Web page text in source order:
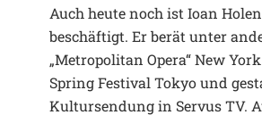
Auch heute noch ist Ioan
beschäftigt. Er berät unter
„Metropolitan Opera“ New
Spring Festival Tokyo und
Kultursendung in Servus TV.